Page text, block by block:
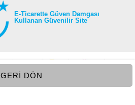
GERI DÖN
E-Ticarette Güven Damgası
Kullanan Güvenilir Site